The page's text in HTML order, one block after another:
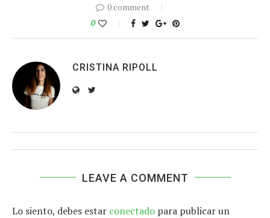
0 comment
0
CRISTINA RIPOLL
LEAVE A COMMENT
Lo siento, debes estar conectado para publicar un